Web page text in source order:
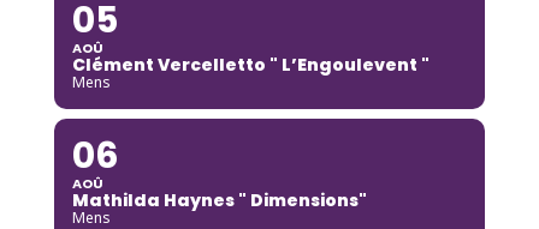
05
AOÛ
Clément Vercelletto " L’Engoulevent "
Mens
06
AOÛ
Mathilda Haynes " Dimensions"
Mens